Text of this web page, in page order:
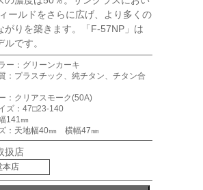
ールドをさらに広げ、より多くの
がりを築きます。「F-57NP」は
です。
ー：グリーンカーキ
：プラスチック、純チタン、チタン合
：クリアスモーク(50A)
ズ：47□23-140
141㎜
：天地幅40㎜ 横幅47㎜
扱店
本店